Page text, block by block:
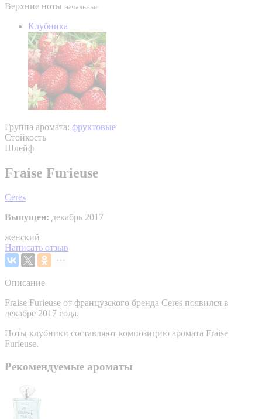
Верхние ноты начальные
Клубника
Группа аромата: фруктовые
Стойкость
Шлейф
Fraise Furieuse
Ceres
Выпущен: декабрь 2017
женский
Написать отзыв
Описание
Fraise Furieuse от французского бренда Ceres появился в
декабре 2017 года.
Ноты клубники составляют композицию аромата Fraise
Furieuse.
Рекомендуемые ароматы